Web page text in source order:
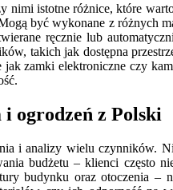
nimi istotne różnice, które
być wykonane z
ręcznie lub
takich jak dostępna
jak zamki elektroniczne czy
i ogrodzeń z Polski
i analizy wielu czynników.
budżetu – klienci
budynku oraz otoczenia –